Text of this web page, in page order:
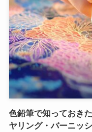
色鉛筆で知っておき
ヤリング・バーニッ